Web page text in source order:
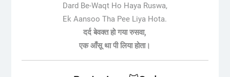
Dard Be-Waqt Ho Haya Ruswa,
Ek Aansoo Tha Pee Liya Hota.
दर्द बेवक्त हो गया रुसवा,
एक आँसू था पी लिया होता।